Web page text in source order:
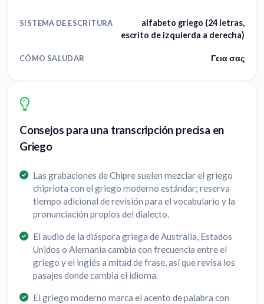
SISTEMA DE ESCRITURA
alfabeto griego (24 letras,
escrito de izquierda a derecha)
CÓMO SALUDAR Γεια σας
Consejos para una transcripción precisa en
Griego
Las grabaciones de Chipre suelen mezclar el griego
chipriota con el griego moderno estándar; reserva
tiempo adicional de revisión para el vocabulario y la
pronunciación propios del dialecto.
El audio de la diáspora griega de Australia, Estados
Unidos o Alemania cambia con frecuencia entre el
griego y el inglés a mitad de frase, así que revisa los
pasajes donde cambia el idioma.
El griego moderno marca el acento de palabra con